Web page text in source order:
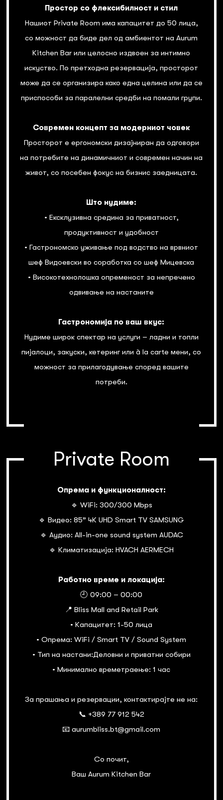
Простор со флексибилност и стил
Нашиот Private Room има капацитет до 50 лица,
со можност да биде дел од амбиентот на Aurum
Kitchen Bar или целосно издвоен за интимно
искуство. По претходна резервација, просторот
може да се организира како една целина или да се
приспособи за паралелни средби на помали групи.
Современ концепт за модерниот човек
Просторот е ергономски дизајниран да одговори
на потребите на динамичниот и современ начин на
живот, со посебен фокус на бизнис заедницата.
Што нудиме:
• Ексклузивна средина за приватност,
продуктивност и удобност
• Гастрономско уживање под водство на врвниот
шеф Видоевски во соработка со шеф Мицевска
• Високотехнолошка опременост за непречено
одвивање на настаните
Гастрономија по ваш вкус:
Нудиме широк спектар на услуги – ладни и топли
пијалоци, закуски, кетеринг или à la carte мени, со
можност за прилагодување според вашите
потреби.
Private Room
Опрема и функционалност:
🔹 WiFi: 300/300 Mbps
🔹 Видео: 85” 4К UHD Smart TV SAMSUNG
🔹 Аудио: All-in-one sound system AUDAC
🔹 Климатизација: HVACH AERMECH
Работно време и локација:
🕘 09:00 – 00:00
📍 Bliss Mall and Retail Park
• Капацитет: 1-50 лица
• Опрема: WiFi / Smart TV / Sound System
• Тип на настани:Деловни и приватни собири
• Минимално времетраење: 1 час
За прашања и резервации, контактирајте не на:
📞 +389 77 912 542
📧 aurumbliss.bt@gmail.com
Со почит,
Ваш Aurum Kitchen Bar